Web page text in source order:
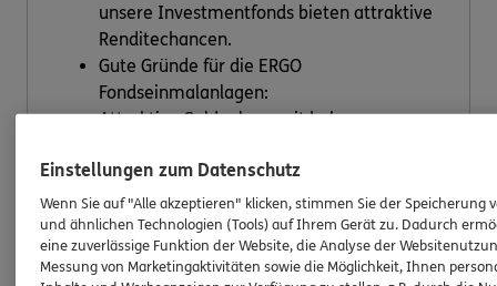
unsere Investmentfonds bieten attraktive
Renditechancen.
Gute Gründe für die ERGO
Fondseinmalanlagen:
Attraktive Geldanlage mit hoher
Individuelle Fondsauswahl passend zu
Ihren Wünschen
Investitionen in einen oder mehrere Fonds
Mit der MEAG steht Ihnen ein starker
Partner für Investmentprodukte zur
Einstellungen zum Datenschutz
Wenn Sie auf "Alle akzeptieren" klicken, stimmen Sie der Speicherung
und ähnlichen Technologien (Tools) auf Ihrem Gerät zu. Dadurch
eine zuverlässige Funktion der Website, die Analyse der
Messung von Marketingaktivitäten sowie die Möglichkeit, Ihnen